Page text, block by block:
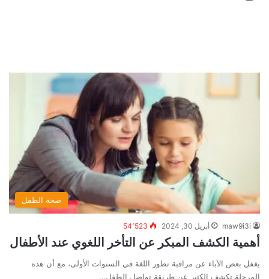
صحة الطفل
maw9i3i أبريل 30, 2024 54٬523
أهمية الكشف المبكر عن التأخر اللغوي عند الأطفال
يغفل بعض الآباء عن مراقبة تطور اللغة في السنوات الأولى، مع أن هذه
المرحلة تكشف الكثير عن طريقة تواصل الطفل…